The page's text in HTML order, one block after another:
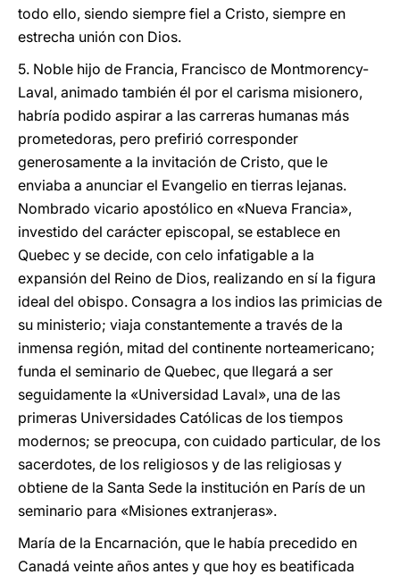
todo ello, siendo siempre fiel a Cristo, siempre en
estrecha unión con Dios.
5. Noble hijo de Francia, Francisco de Montmorency-
Laval, animado también él por el carisma misionero,
habría podido aspirar a las carreras humanas más
prometedoras, pero prefirió corresponder
generosamente a la invitación de Cristo, que le
enviaba a anunciar el Evangelio en tierras lejanas.
Nombrado vicario apostólico en «Nueva Francia»,
investido del carácter episcopal, se establece en
Quebec y se decide, con celo infatigable a la
expansión del Reino de Dios, realizando en sí la figura
ideal del obispo. Consagra a los indios las primicias de
su ministerio; viaja constantemente a través de la
inmensa región, mitad del continente norteamericano;
funda el seminario de Quebec, que llegará a ser
seguidamente la «Universidad Laval», una de las
primeras Universidades Católicas de los tiempos
modernos; se preocupa, con cuidado particular, de los
sacerdotes, de los religiosos y de las religiosas y
obtiene de la Santa Sede la institución en París de un
seminario para «Misiones extranjeras».
María de la Encarnación, que le había precedido en
Canadá veinte años antes y que hoy es beatificada